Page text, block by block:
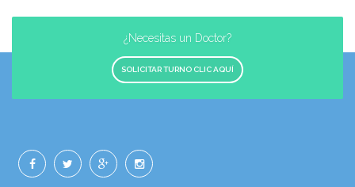
¿Necesitas un Doctor?
SOLICITAR TURNO CLIC AQUÍ